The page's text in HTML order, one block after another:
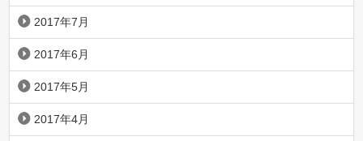
2017年7月
2017年6月
2017年5月
2017年4月